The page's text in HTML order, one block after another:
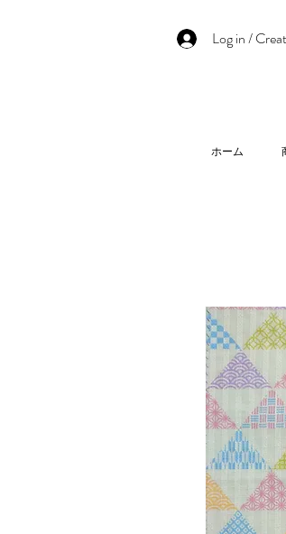
Log in /
ホーム